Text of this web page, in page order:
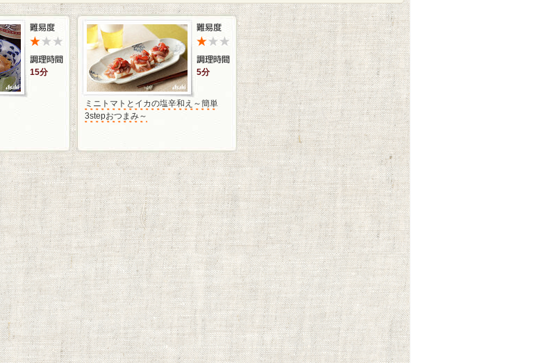
15分 5分
ミニトマトとイカの塩辛和え～簡単
3stepおつまみ～